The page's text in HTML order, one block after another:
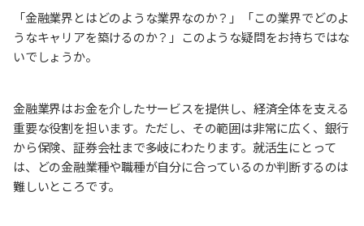
「金融業界とはどのような業界なのか？」「この業界でどのよ
うなキャリアを築けるのか？」このような疑問をお持ちではな
いでしょうか。
金融業界はお金を介したサービスを提供し、経済全体を支える
重要な役割を担います。ただし、その範囲は非常に広く、銀行
から保険、証券会社まで多岐にわたります。就活生にとって
は、どの金融業種や職種が自分に合っているのか判断するのは
難しいところです。